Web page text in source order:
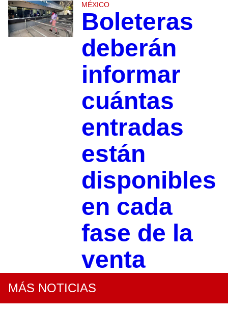
MÉXICO
Boleteras
deberán
informar
cuántas
entradas
están
disponibles
en cada
fase de la
venta
MÁS NOTICIAS